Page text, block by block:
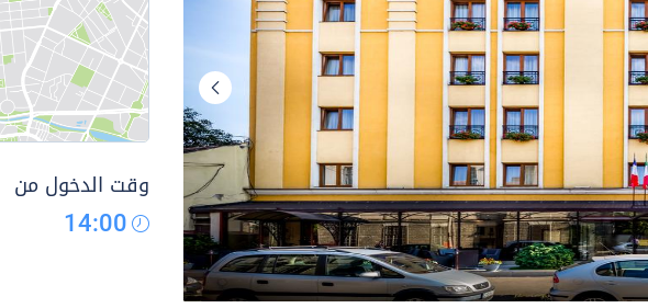
وقت الدخول من
14:00